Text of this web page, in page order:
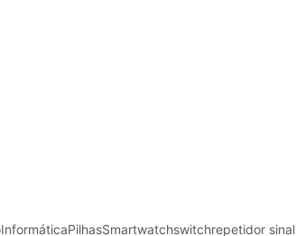
InformáticaPilhasSmartwatchswitchrepetidor sinal